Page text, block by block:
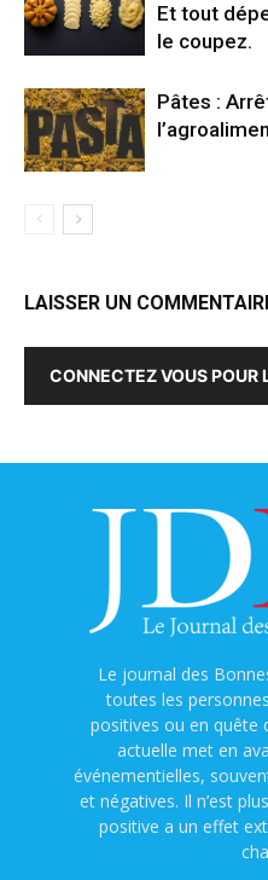
Et tout
le coupez.
Pâtes :
LAISSER UN
CONNECTEZ VOUS POUR
Le journal des
toutes les
positives ou en quête
actuelle met en
événementielles,
et négatives. Il n’est
positive a un effet